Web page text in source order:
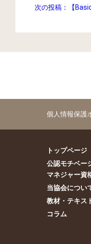
次の投稿：
【
個人情報保護
トップページ
公認モチベー
マネジャー資
当協会につい
教材・テキス
コラム